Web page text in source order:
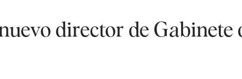
director de Gabinete